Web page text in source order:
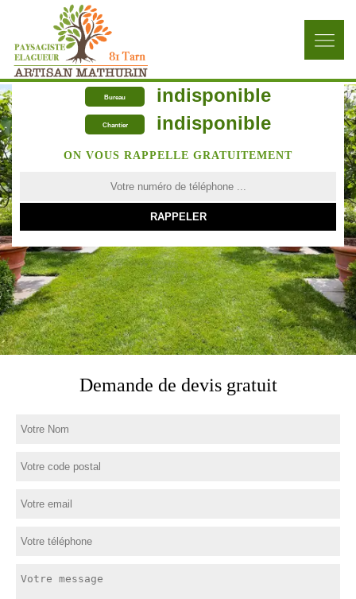
Bureau indisponible
Chantier indisponible
ON VOUS RAPPELLE GRATUITEMENT
Demande de devis gratuit